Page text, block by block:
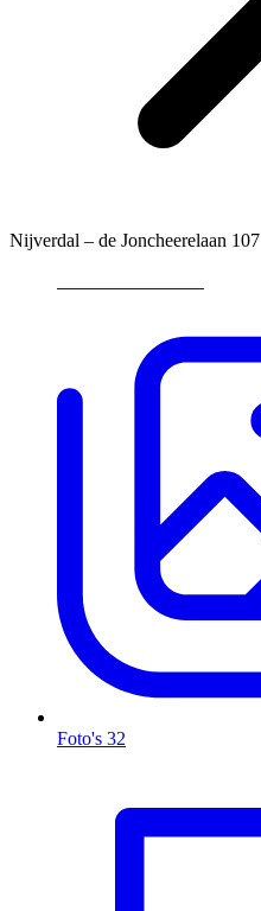
Nijverdal – de Joncheerelaan 107
Foto's 32